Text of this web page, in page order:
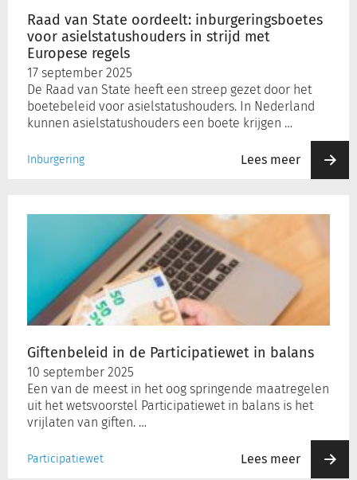
Registreren
Raad van State oordeelt: inburgeringsboetes
voor asielstatushouders in strijd met
Europese regels
17 september 2025
De Raad van State heeft een streep gezet door het
boetebeleid voor asielstatushouders. In Nederland
kunnen asielstatushouders een boete krijgen …
Inburgering Lees meer
strijd
met
Europese
regels
Giftenbeleid in de Participatiewet in balans
10 september 2025
Een van de meest in het oog springende maatregelen
uit het wetsvoorstel Participatiewet in balans is het
vrijlaten van giften. …
Participatiewet Lees meer
Participatiewet
balans